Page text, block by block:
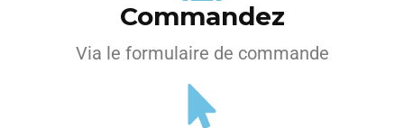
Commandez
Via le formulaire de commande